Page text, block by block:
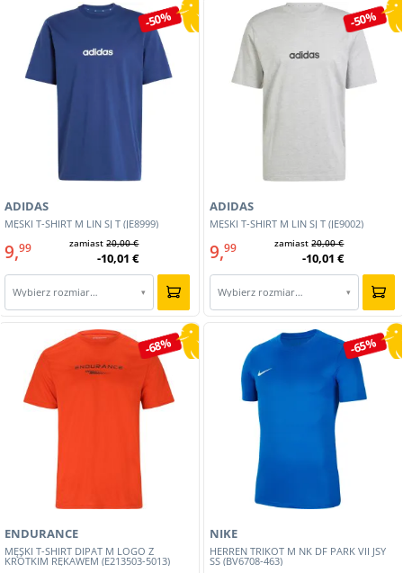
-50%
MĘSKI T-SHIRT M LIN SJ T (JE8999)
ADIDAS
9,99 zamiast20,00 €
-10,01 €
Wybierz rozmiar… ▾
-50%
MĘSKI T-SHIRT M LIN SJ T (JE9002)
ADIDAS
9,99 zamiast20,00 €
-10,01 €
Wybierz rozmiar… ▾
-68%
MĘSKI T-SHIRT DIPAT M LOGO Z
KRÓTKIM RĘKAWEM (E213503-5013)
ENDURANCE
-65%
HERREN TRIKOT M NK DF PARK VII JSY
SS (BV6708-463)
NIKE